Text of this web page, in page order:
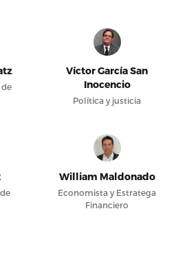
Víctor García San
Inocencio
Política y justicia
William Maldonado
Economista y Estratega
Financiero